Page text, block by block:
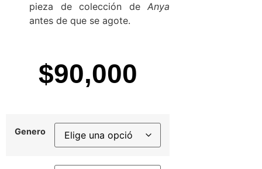
pieza de colección de Anya
antes de que se agote.
$90,000
Genero